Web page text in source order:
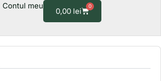
Contul meu
0,00 lei
0
Cart